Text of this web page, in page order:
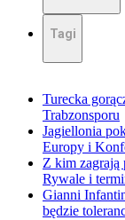
Tagi
Turecka
Trabzonsporu
Jagiellonia
Europy i
Z kim zagrają
Rywale i
Gianni
będzie